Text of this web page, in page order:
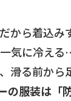
から着込み
気に冷える
滑る前から
の服装は「